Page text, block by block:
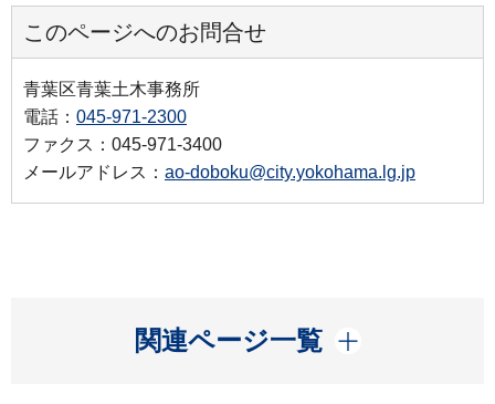
このページへのお問合せ
青葉区青葉土木事務所
電話： 045-971-2300
ファクス：045-971-3400
メールアドレス： ao-doboku@city.yokohama.lg.jp
関連ページ一覧
開く